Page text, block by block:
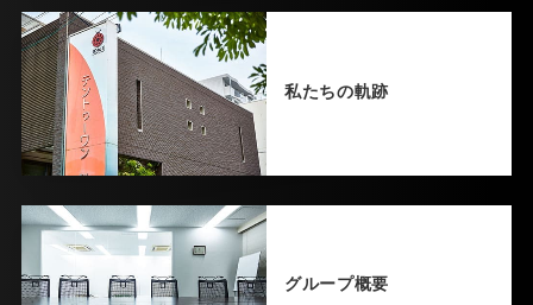
私たちの軌跡
グループ概要